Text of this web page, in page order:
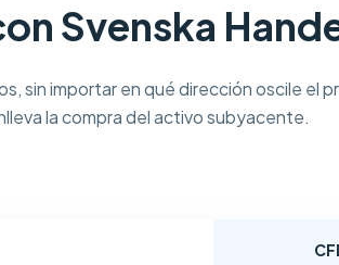
Svenska
sin importar en qué dirección oscile el
la compra del activo subyacente.